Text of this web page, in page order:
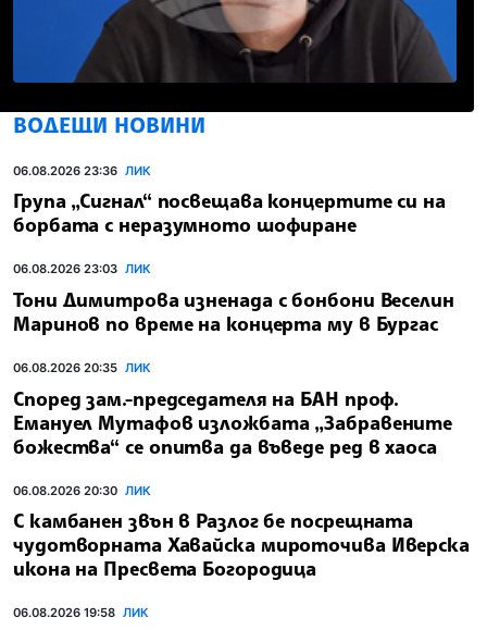
ВОДЕЩИ НОВИНИ
06.08.2026 23:36 ЛИК
Група „Сигнал“ посвещава концертите си на
борбата с неразумното шофиране
06.08.2026 23:03 ЛИК
Тони Димитрова изненада с бонбони Веселин
Маринов по време на концерта му в Бургас
06.08.2026 20:35 ЛИК
Според зам.-председателя на БАН проф.
Емануел Мутафов изложбата „Забравените
божества“ се опитва да въведе ред в хаоса
06.08.2026 20:30 ЛИК
С камбанен звън в Разлог бе посрещната
чудотворната Хавайска мироточива Иверска
икона на Пресвета Богородица
06.08.2026 19:58 ЛИК